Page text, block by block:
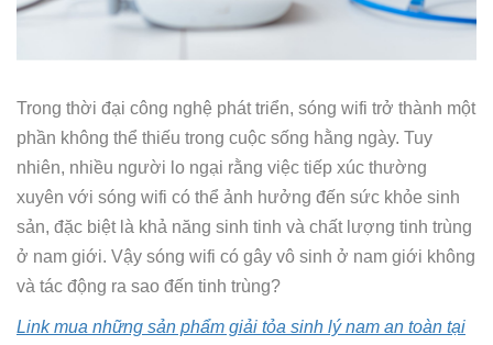
Trong thời đại công nghệ phát triển, sóng wifi trở thành một
phần không thể thiếu trong cuộc sống hằng ngày. Tuy
nhiên, nhiều người lo ngại rằng việc tiếp xúc thường
xuyên với sóng wifi có thể ảnh hưởng đến sức khỏe sinh
sản, đặc biệt là khả năng sinh tinh và chất lượng tinh trùng
ở nam giới. Vậy sóng wifi có gây vô sinh ở nam giới không
và tác động ra sao đến tinh trùng?
Link mua những sản phẩm giải tỏa sinh lý nam an toàn tại